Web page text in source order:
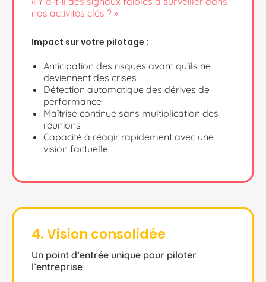
nos activités clés ? »
Impact sur votre pilotage :
Anticipation des risques avant qu’ils ne
deviennent des crises
Détection automatique des dérives de
performance
Maîtrise continue sans multiplication des
réunions
Capacité à réagir rapidement avec une
vision factuelle
4. Vision consolidée
Un point d’entrée unique pour piloter
l’entreprise